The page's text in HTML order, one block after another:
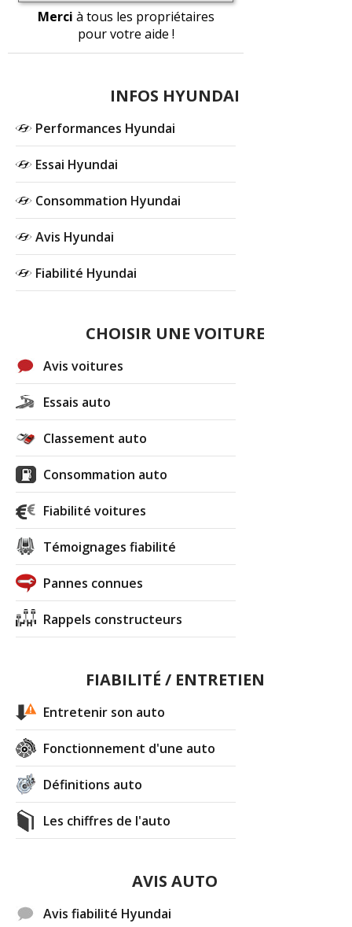
Merci à tous les propriétaires
pour votre aide !
INFOS HYUNDAI
Performances Hyundai
Essai Hyundai
Consommation Hyundai
Avis Hyundai
Fiabilité Hyundai
CHOISIR UNE VOITURE
Avis voitures
Essais auto
Classement auto
Consommation auto
Fiabilité voitures
Témoignages fiabilité
Pannes connues
Rappels constructeurs
FIABILITÉ / ENTRETIEN
Entretenir son auto
Fonctionnement d'une auto
Définitions auto
Les chiffres de l'auto
AVIS AUTO
Avis fiabilité Hyundai